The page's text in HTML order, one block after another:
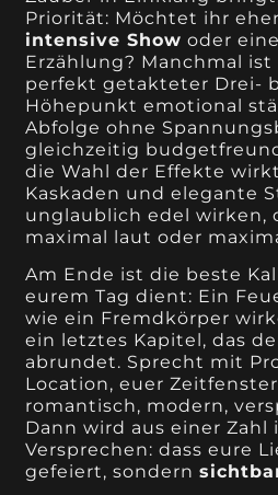
Priorität: Möchtet ihr
intensive Show oder
Erzählung? Manchmal
perfekt getakteter Drei-
Höhepunkt emotional
Abfolge ohne
gleichzeitig
die Wahl der Effekte
Kaskaden und elegante
unglaublich edel wirken,
maximal laut oder
Am Ende ist die beste
eurem Tag dient: Ein
wie ein Fremdkörper
ein letztes Kapitel, das
abrundet. Sprecht mit
Location, euer
romantisch, modern,
Dann wird aus einer Zahl
Versprechen: dass eure
gefeiert, sondern